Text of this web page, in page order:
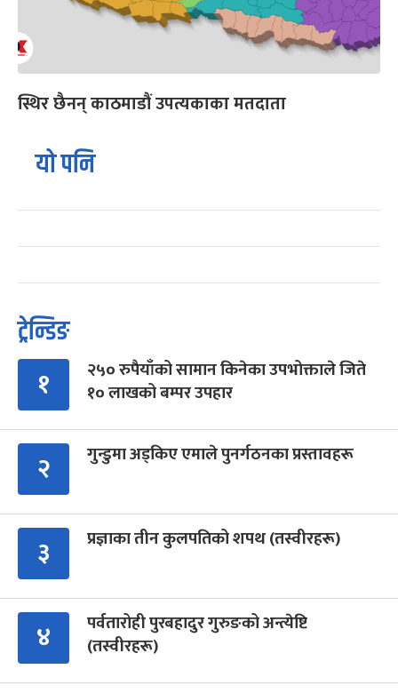
स्थिर छैनन् काठमाडौं उपत्यकाका मतदाता
यो पनि
ट्रेन्डिङ
१
२५० रुपैयाँको सामान किनेका उपभोक्ताले जिते
१० लाखको बम्पर उपहार
२ गुन्डुमा अड्किए एमाले पुनर्गठनका प्रस्तावहरू
३ प्रज्ञाका तीन कुलपतिको शपथ (तस्वीरहरू)
४
पर्वतारोही पुरबहादुर गुरुङको अन्त्येष्टि
(तस्वीरहरू)